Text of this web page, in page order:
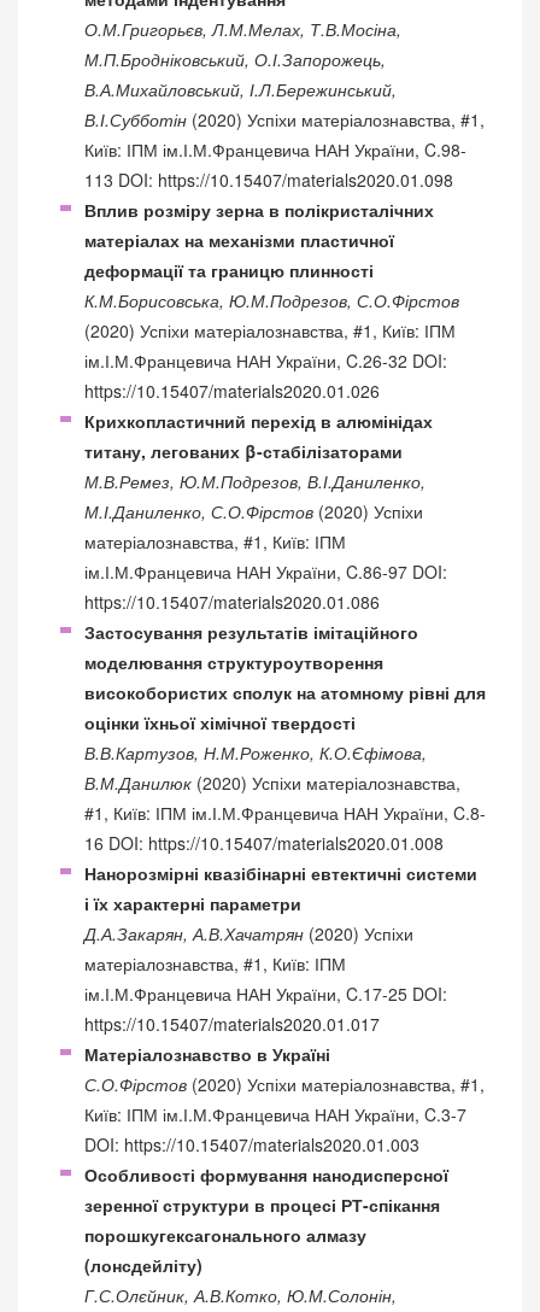
О.М.Григорьєв, Л.М.Мелах, Т.В.Мосіна,
М.П.Бродніковський, О.І.Запорожець,
В.А.Михайловський, І.Л.Бережинський,
В.І.Субботін (2020) Успіхи матеріалознавства, #1,
Київ: ІПМ ім.І.М.Францевича НАН України, C.98-
113 DOI: https://10.15407/materials2020.01.098
Вплив розміру зерна в полікристалічних
матеріалах на механізми пластичної
деформації та границю плинності
К.М.Борисовська, Ю.М.Подрезов, С.О.Фірстов
(2020) Успіхи матеріалознавства, #1, Київ: ІПМ
ім.І.М.Францевича НАН України, C.26-32 DOI:
https://10.15407/materials2020.01.026
Крихкопластичний перехід в алюмінідах
титану, легованих β-стабілізаторами
М.В.Ремез, Ю.М.Подрезов, В.І.Даниленко,
М.І.Даниленко, С.О.Фірстов (2020) Успіхи
матеріалознавства, #1, Київ: ІПМ
ім.І.М.Францевича НАН України, C.86-97 DOI:
https://10.15407/materials2020.01.086
Застосування результатів імітаційного
моделювання структуроутворення
високобористих сполук на атомному рівні для
оцінки їхньої хімічної твердості
В.В.Картузов, Н.М.Роженко, К.О.Єфімова,
В.М.Данилюк (2020) Успіхи матеріалознавства,
#1, Київ: ІПМ ім.І.М.Францевича НАН України, C.8-
16 DOI: https://10.15407/materials2020.01.008
Нанорозмірні квазібінарні евтектичні системи
і їх характерні параметри
Д.А.Закарян, А.В.Хачатрян (2020) Успіхи
матеріалознавства, #1, Київ: ІПМ
ім.І.М.Францевича НАН України, C.17-25 DOI:
https://10.15407/materials2020.01.017
Матеріалознавство в Україні
С.О.Фірстов (2020) Успіхи матеріалознавства, #1,
Київ: ІПМ ім.І.М.Францевича НАН України, C.3-7
DOI: https://10.15407/materials2020.01.003
Особливості формування нанодисперсної
зеренної структури в процесі РТ-спікання
порошкугексагонального алмазу
(лонсдейліту)
Г.С.Олєйник, А.В.Котко, Ю.М.Солонін,